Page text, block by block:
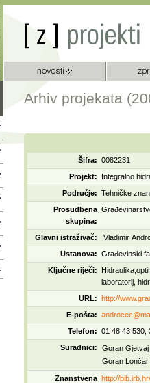
Arhiv projekata
Šifra: 0082231
Projekt:
Integralno
Područje: Tehničke
Prosudbena
skupina:
Glavni istraživač:
Vladimir
Ustanova: Građevinski
Ključne riječi:
laboratorij,
URL: http://
E-pošta:
Telefon: 01 48 43 530,
Suradnici:
Goran Gjetvaj
Goran Lončar
Znanstvena http://